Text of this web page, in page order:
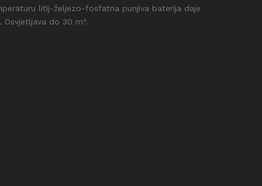
litij-željezo-fosfatna punjiva baterija daje
do 30 m².